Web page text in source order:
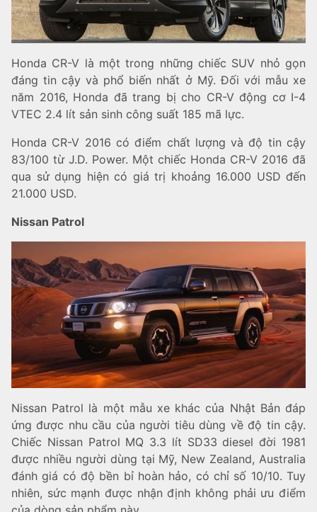
Honda CR-V là một trong những chiếc SUV nhỏ gọn
đáng tin cậy và phổ biến nhất ở Mỹ. Đối với mẫu xe
năm 2016, Honda đã trang bị cho CR-V động cơ I-4
VTEC 2.4 lít sản sinh công suất 185 mã lực.
Honda CR-V 2016 có điểm chất lượng và độ tin cậy
83/100 từ J.D. Power. Một chiếc Honda CR-V 2016 đã
qua sử dụng hiện có giá trị khoảng 16.000 USD đến
21.000 USD.
Nissan Patrol
Nissan Patrol là một mẫu xe khác của Nhật Bản đáp
ứng được nhu cầu của người tiêu dùng về độ tin cậy.
Chiếc Nissan Patrol MQ 3.3 lít SD33 diesel đời 1981
được nhiều người dùng tại Mỹ, New Zealand, Australia
đánh giá có độ bền bỉ hoàn hảo, có chỉ số 10/10. Tuy
nhiên, sức mạnh được nhận định không phải ưu điểm